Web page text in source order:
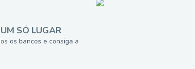
SÓ LUGAR
os bancos e consiga a